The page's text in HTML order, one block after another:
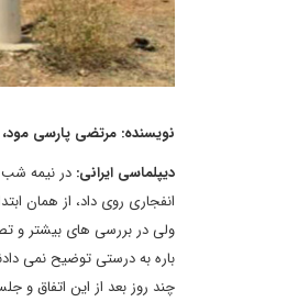
نویسنده: مرتضی پارسی
دیپلماسی ایرانی:
انفجاری روی داد، از همان
ولی در بررسی های بیشتر و
باره به درستی توضیح نمی
چند روز بعد از این اتفاق و